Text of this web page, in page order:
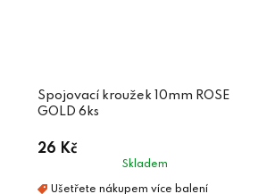
Spojovací kroužek 10mm ROSE
GOLD 6ks
26 Kč
Skladem